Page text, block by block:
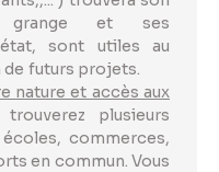
grange et ses
sont utiles au
de futurs projets.
nature et accès aux
plusieurs
commerces,
en commun. Vous